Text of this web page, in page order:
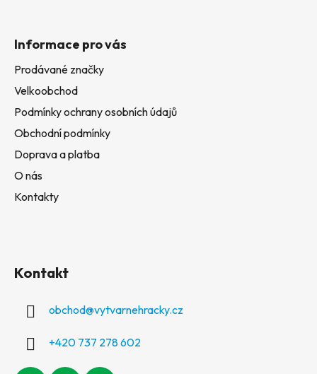
Informace pro vás
Prodávané značky
Velkoobchod
Podmínky ochrany osobních údajů
Obchodní podmínky
Doprava a platba
O nás
Kontakty
Kontakt
obchod@vytvarnehracky.cz
+420 737 278 602